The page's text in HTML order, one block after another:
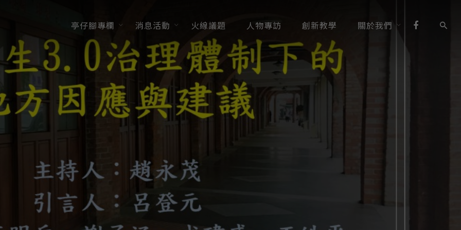
亭仔腳專欄 消息活動 火線議題 人物專訪 創新教學 關於我們
最新消息/活動